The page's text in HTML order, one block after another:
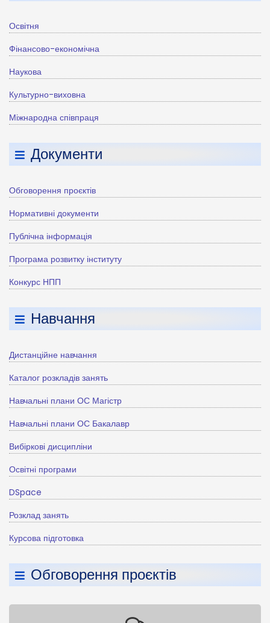
Освітня
Фінансово-економічна
Наукова
Культурно-виховна
Міжнародна співпраця
Документи
Обговорення проєктів
Нормативні документи
Публічна інформація
Програма розвитку інституту
Конкурс НПП
Навчання
Дистанційне навчання
Каталог розкладів занять
Навчальні плани ОС Магістр
Навчальні плани ОС Бакалавр
Вибіркові дисципліни
Освітні програми
DSpace
Розклад занять
Курсова підготовка
Обговорення проєктів